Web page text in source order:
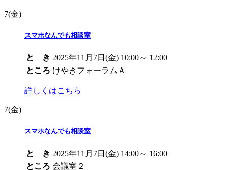
7(金)
スマホなんでも相談室
と き 2025年11月7日(金) 10:00～ 12:00
ところ けやきフォーラムＡ
詳しくはこちら
7(金)
スマホなんでも相談室
と き 2025年11月7日(金) 14:00～ 16:00
ところ 会議室２